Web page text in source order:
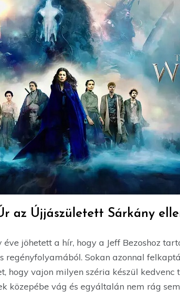
az Újjászületett Sárkány
éve jöhetett a hír, hogy a Jeff Bezoshoz
regényfolyamából. Sokan azonnal
hogy vajon milyen széria készül
közepébe vág és egyáltalán nem rág